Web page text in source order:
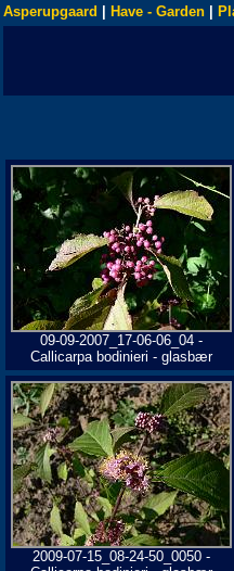
Asperupgaard Have - Garden
09-09-2007_17-06-06_04 -
Callicarpa bodinieri - glasbær
2009-07-15_08-24-50_0050 -